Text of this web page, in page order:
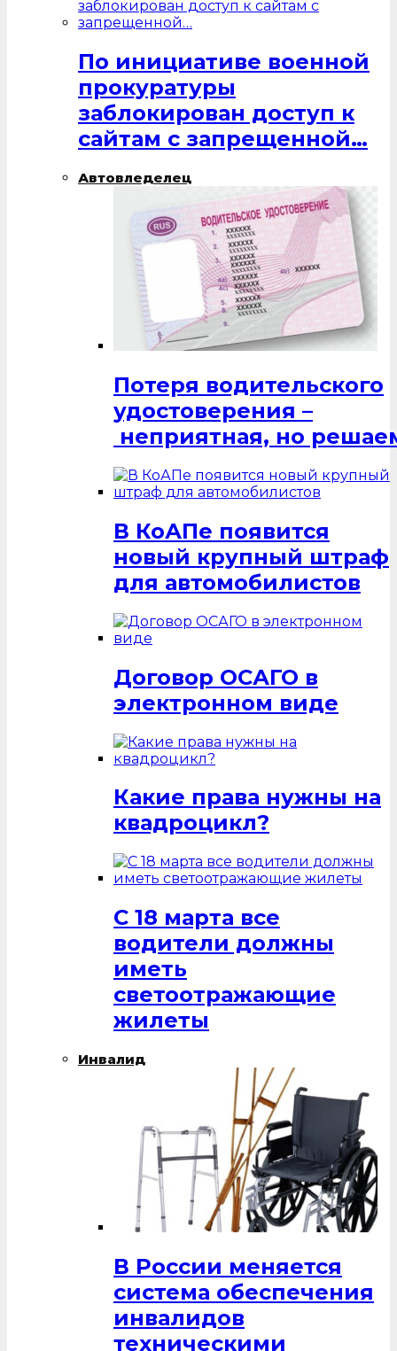
По инициативе военной
прокуратуры
заблокирован доступ к
сайтам с запрещенной…
Автовледелец
Потеря водительского
удостоверения –
неприятная, но
В КоАПе появится
новый крупный штраф
для автомобилистов
Договор ОСАГО в
электронном виде
Какие права нужны на
квадроцикл?
С 18 марта все
водители должны
иметь
светоотражающие
жилеты
Инвалид
В России меняется
система обеспечения
инвалидов
техническими